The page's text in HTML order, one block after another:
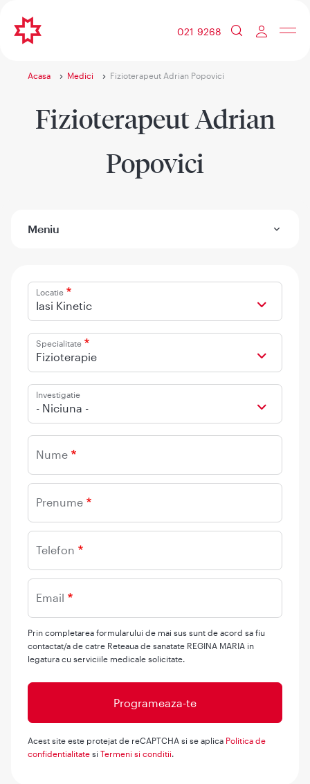
021 9268
Acasa Medici Fizioterapeut Adrian Popovici
Fizioterapeut Adrian
Popovici
Meniu
Locatie
Iasi Kinetic
Specialitate
Fizioterapie
Investigatie
- Niciuna -
Nume
Prenume
Telefon
Email
Prin completarea formularului de mai sus sunt de acord sa fiu
contactat/a de catre Reteaua de sanatate REGINA MARIA in
legatura cu serviciile medicale solicitate.
Acest site este protejat de reCAPTCHA si se aplica Politica de
confidentialitate si Termeni si conditii.